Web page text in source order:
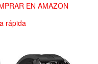
EN AMAZON
rápida